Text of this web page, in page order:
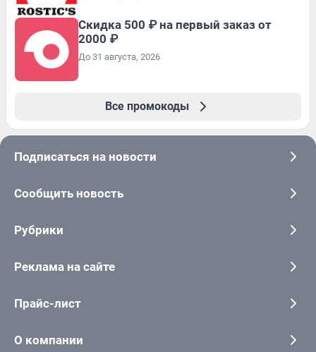
Скидка 500 ₽ на первый заказ от
2000 ₽
До 31 августа, 2026
Все промокоды
Подписаться на новости
Сообщить новость
Рубрики
Реклама на сайте
Прайс-лист
О компании